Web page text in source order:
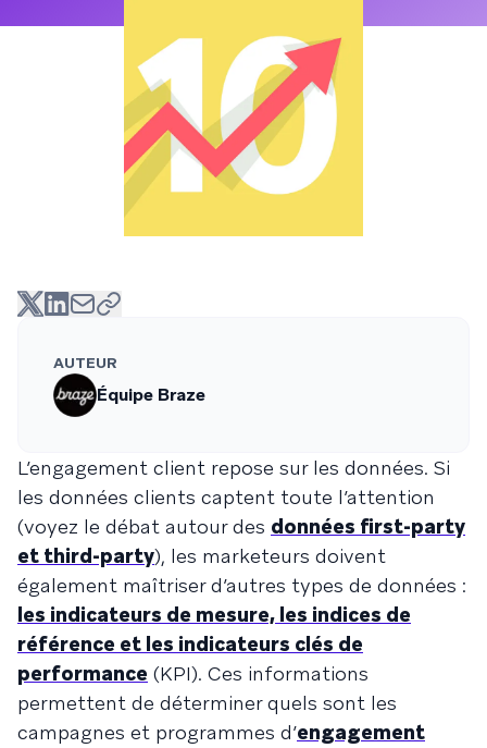
AUTEUR
Équipe Braze
L’engagement client repose sur les données. Si
les données clients captent toute l’attention
(voyez le débat autour des données first-party
et third-party), les marketeurs doivent
également maîtriser d’autres types de données :
les indicateurs de mesure, les indices de
référence et les indicateurs clés de
performance (KPI). Ces informations
permettent de déterminer quels sont les
campagnes et programmes d’engagement